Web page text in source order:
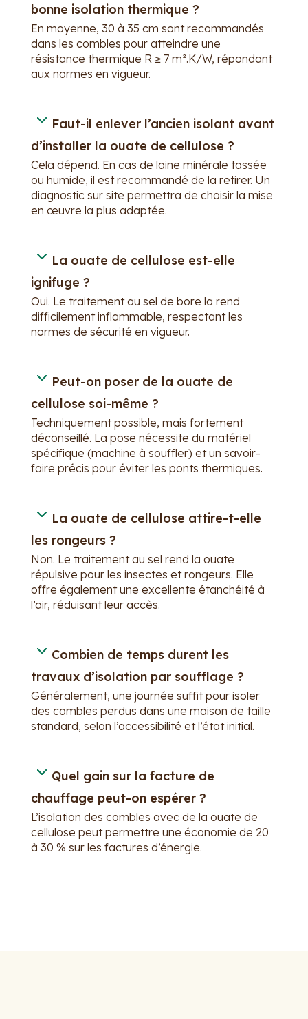
bonne isolation thermique ?
En moyenne, 30 à 35 cm sont recommandés
dans les combles pour atteindre une
résistance thermique R ≥ 7 m².K/W, répondant
aux normes en vigueur.
Faut-il enlever l’ancien isolant avant
d’installer la ouate de cellulose ?
Cela dépend. En cas de laine minérale tassée
ou humide, il est recommandé de la retirer. Un
diagnostic sur site permettra de choisir la mise
en œuvre la plus adaptée.
La ouate de cellulose est-elle
ignifuge ?
Oui. Le traitement au sel de bore la rend
difficilement inflammable, respectant les
normes de sécurité en vigueur.
Peut-on poser de la ouate de
cellulose soi-même ?
Techniquement possible, mais fortement
déconseillé. La pose nécessite du matériel
spécifique (machine à souffler) et un savoir-
faire précis pour éviter les ponts thermiques.
La ouate de cellulose attire-t-elle
les rongeurs ?
Non. Le traitement au sel rend la ouate
répulsive pour les insectes et rongeurs. Elle
offre également une excellente étanchéité à
l’air, réduisant leur accès.
Combien de temps durent les
travaux d’isolation par soufflage ?
Généralement, une journée suffit pour isoler
des combles perdus dans une maison de taille
standard, selon l’accessibilité et l’état initial.
Quel gain sur la facture de
chauffage peut-on espérer ?
L’isolation des combles avec de la ouate de
cellulose peut permettre une économie de 20
à 30 % sur les factures d’énergie.